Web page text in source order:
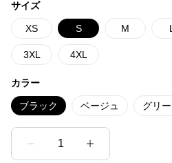
サイズ
XS S M L
3XL 4XL
カラー
ブラック ベージュ グリ
1